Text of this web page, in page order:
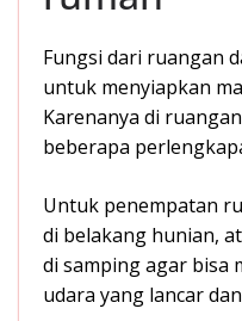
Fungsi dari ruangan
untuk menyiapkan
Karenanya di
beberapa
Untuk penempatan
di belakang hunian,
di samping agar bisa
udara yang lancar